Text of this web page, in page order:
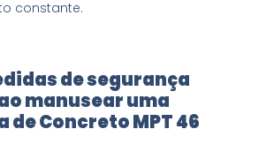
constante.
de segurança
manusear uma
de Concreto MPT 46